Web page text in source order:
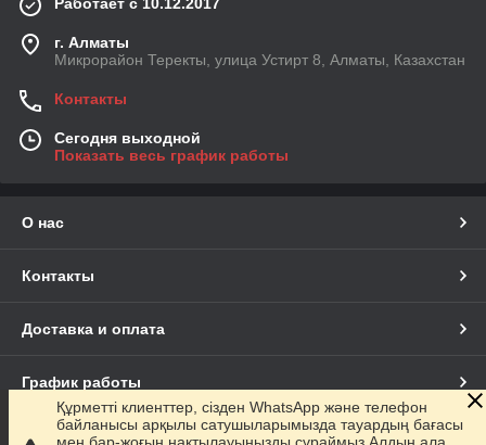
Работает с 10.12.2017
г. Алматы
Микрорайон Теректы, улица Устирт 8, Алматы, Казахстан
Контакты
Сегодня выходной
Показать весь график работы
О нас
Контакты
Доставка и оплата
График работы
Полная версия сайта
Құрметті клиенттер, сізден WhatsApp және телефон
байланысы арқылы сатушыларымызда тауардың бағасы